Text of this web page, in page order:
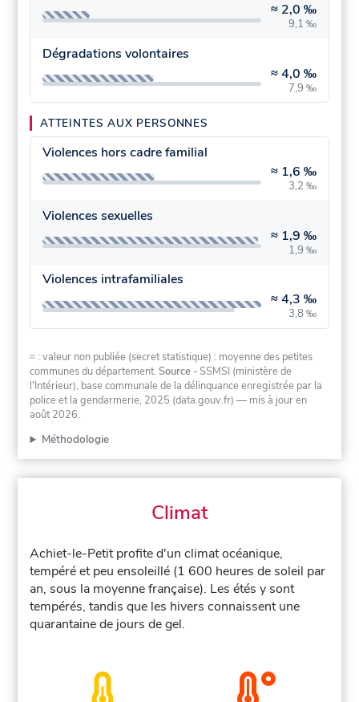
≈ 2,0 ‰
9,1 ‰
Dégradations volontaires
≈4,0 ‰
7,9 ‰
ATTEINTES AUX PERSONNES
Violences hors cadre familial
≈ 1,6 ‰
3,2 ‰
Violences sexuelles
≈ 1,9 ‰
1,9 ‰
Violences intrafamiliales
≈4,3 ‰
3,8 ‰
≈ : valeur non publiée (secret statistique) : moyenne des petites
communes du département.Source - SSMSI (ministère de
l'Intérieur), base communale de la délinquance enregistrée par la
police et la gendarmerie, 2025 (data.gouv.fr) — mis à jour en
août 2026.
Méthodologie
Climat
Achiet-le-Petit profite d'un climat océanique,
tempéré et peu ensoleillé (1 600 heures de soleil par
an, sous la moyenne française). Les étés y sont
tempérés, tandis que les hivers connaissent une
quarantaine de jours de gel.